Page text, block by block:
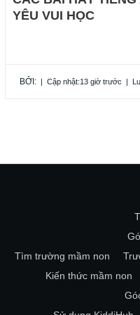
YÊU VUI HỌC
BỞI: | Cập nhật:13 giờ trước |
Tìm trường mầm non
Kiến thức mầm non